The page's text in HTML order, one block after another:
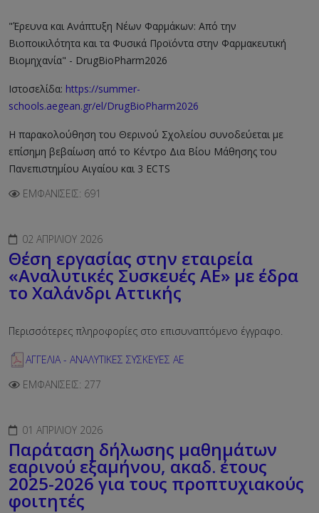
"Έρευνα και Ανάπτυξη Νέων Φαρμάκων: Από την
Βιοποικιλότητα και τα Φυσικά Προϊόντα στην Φαρμακευτική
Βιομηχανία" - DrugBioPharm2026
Ιστοσελίδα: https://summer-
schools.aegean.gr/el/DrugBioPharm2026
Η παρακολούθηση του Θερινού Σχολείου συνοδεύεται με
επίσημη βεβαίωση από το Κέντρο Δια Βίου Μάθησης του
Πανεπιστημίου Αιγαίου και 3 ECTS
ΕΜΦΑΝΊΣΕΙΣ: 691
02 ΑΠΡΙΛΊΟΥ 2026
Θέση εργασίας στην εταιρεία
«Αναλυτικές Συσκευές ΑΕ» με έδρα
το Χαλάνδρι Αττικής
Περισσότερες πληροφορίες στο επισυναπτόμενο έγγραφο.
ΑΓΓΕΛΙΑ - ΑΝΑΛΥΤΙΚΕΣ ΣΥΣΚΕΥΕΣ ΑΕ
ΕΜΦΑΝΊΣΕΙΣ: 277
01 ΑΠΡΙΛΊΟΥ 2026
Παράταση δήλωσης μαθημάτων
εαρινού εξαμήνου, ακαδ. έτους
2025-2026 για τους προπτυχιακούς
φοιτητές